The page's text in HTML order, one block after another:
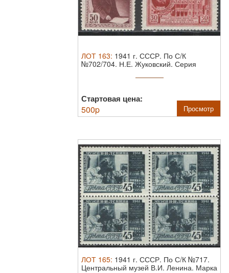
ЛОТ 163: 1941 г. СССР. По С/К
№702/704. Н.Е. Жуковский. Серия
Стартовая цена:
500p Просмотр
ЛОТ 165: 1941 г. СССР. По С/К №717.
Центральный музей В.И. Ленина. Марка